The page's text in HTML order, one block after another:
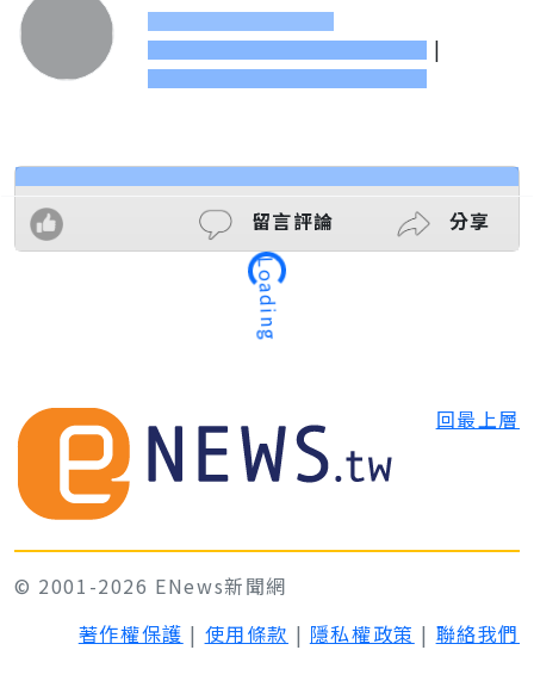
|
留言評論 分享
Loading
回最上層
© 2001-2026 ENews新聞網
著作權保護 | 使用條款 | 隱私權政策 | 聯絡我們